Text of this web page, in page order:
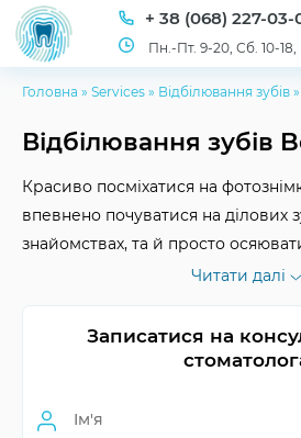
+ 38 (068) 227-03-
Пн.-Пт. 9-20, Сб. 10-
Головна » Services » Відбілювання зубів »
Відбілювання зубів
Красиво посміхатися на
впевнено почуватися на ділових
знайомствах, та й просто
посмішкою — легко з методом
отримати білосніжну посмішку
здоров’я ваших зубів. У нас ви
у Києві!
Читати далі
Записатися на